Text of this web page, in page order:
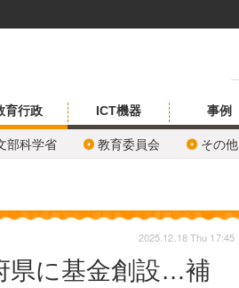
育行政
部科学省 教育委員会 その他
ICT機器 事例
県に基金創設…補
2025.12.18 Thu 17:45